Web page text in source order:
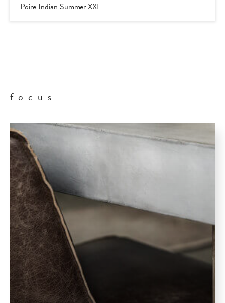
Poire Indian Summer XXL
focus